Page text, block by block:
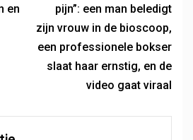
en
pijn”: een man beledigt
zijn vrouw in de bioscoop,
een professionele bokser
slaat haar ernstig, en de
video gaat viraal